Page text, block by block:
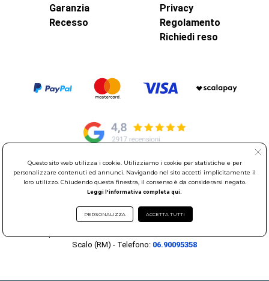
Garanzia
Recesso
Privacy
Regolamento
Richiedi reso
© Elettroservice Spa - Sede Legale: Via Leonardo da Vinci, 40 -
00015 Monterotondo Scalo (RM)
Sociale 1.600.000,00 Euro i.v. Iscritto al Registro delle Imprese di
Roma REA: RM-535144
Scalo (RM) - Telefono: 06.90095358
Questo sito web utilizza i cookie. Utilizziamo i cookie per statistiche e per
personalizzare contenuti ed annunci. Navigando nel sito accetti implicitamente il
loro utilizzo. Chiudendo questa finestra, il consenso è da considerarsi negato.
Leggi l'informativa completa qui.
PERSONALIZZA ACCETTA TUTTI